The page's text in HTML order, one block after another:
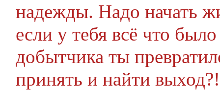
надежды. Надо начать
если у тебя всё что
добытчика ты
принять и найти выход?!